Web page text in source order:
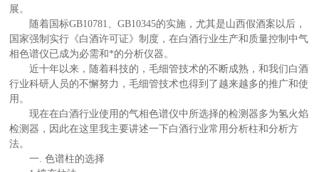
展。
随着国标GB10781、GB10345的实施，尤其是山西假酒案以后，
国家强制实行《白酒许可证》制度，在白酒行业生产和质量控制中气
相色谱仪已成为必需和*的分析仪器。
近十年以来，随着科技的，毛细管技术的不断成熟，和我们白酒
行业科研人员的不懈努力，毛细管技术也得到了越来越多的推广和使
用。
现在在白酒行业使用的气相色谱仪中所选择的检测器多为氢火焰
检测器，因此在这里我主要讲述一下白酒行业常用分析柱和分析方
法。
一. 色谱柱的选择